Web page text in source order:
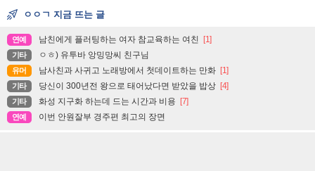
ㅇㅇㄱ 지금 뜨는 글
연예 남친에게 플러팅하는 여자 참교육하는 여친 [1]
기타 ㅇㅎ) 유투바 앙밍망씨 친구님
유머 남사친과 사귀고 노래방에서 첫데이트하는 만화 [1]
기타 당신이 300년전 왕으로 태어났다면 받았을 밥상 [4]
기타 화성 지구화 하는데 드는 시간과 비용 [7]
연예 이번 안원잘부 경주편 최고의 장면